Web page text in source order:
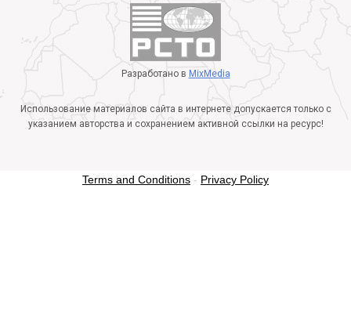
Разработано в MixMedia
Использование материалов сайта в интернете допускается только с
указанием авторства и сохранением активной ссылки на ресурс!
Terms and Conditions - Privacy Policy